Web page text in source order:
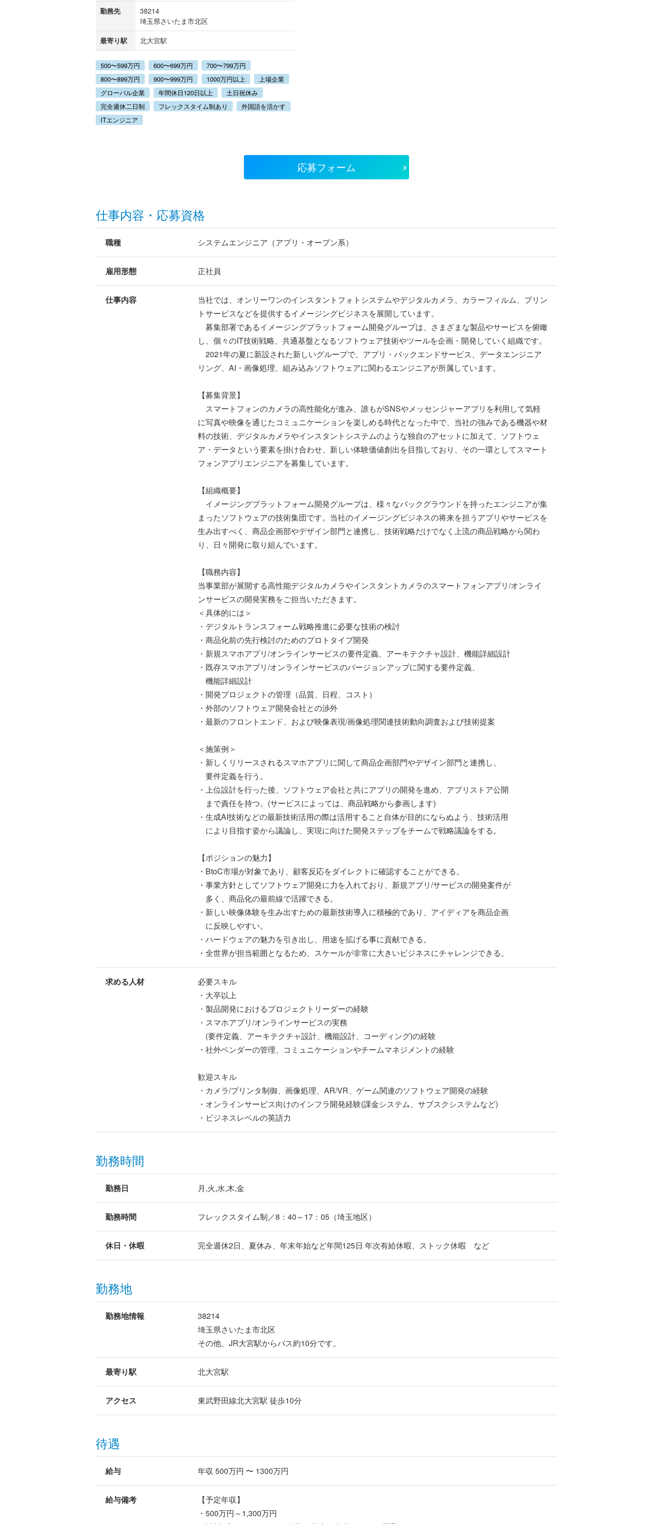
勤務先
38214
埼玉県さいたま市北区
最寄り駅
北大宮駅
500〜599万円 600〜699万円
700〜799万円
800〜899万円
900〜999万円 1000万円以上
上場企業
グローバル企業
年間休日120日以上
土日祝休み
完全週休二日制
フレックスタイム制あり
外国語を活かす
ITエンジニア
応募フォーム
仕事内容・応募資格
職種 システムエンジニア（アプリ・オープン系）
雇用形態 正社員
仕事内容
当社では、オンリーワンのインスタントフォトシステムやデジタルカメラ、カラーフィルム、プリン
トサービスなどを提供するイメージングビジネスを展開しています。
募集部署であるイメージングプラットフォーム開発グループは、さまざまな製品やサービスを俯瞰
し、個々のIT技術戦略、共通基盤となるソフトウェア技術やツールを企画・開発していく組織です。
2021年の夏に新設された新しいグループで、アプリ・バックエンドサービス、データエンジニア
リング、AI・画像処理、組み込みソフトウェアに関わるエンジニアが所属しています。
【募集背景】
スマートフォンのカメラの高性能化が進み、誰もがSNSやメッセンジャーアプリを利用して気軽
に写真や映像を通じたコミュニケーションを楽しめる時代となった中で、当社の強みである機器や材
料の技術、デジタルカメラやインスタントシステムのような独自のアセットに加えて、ソフトウェ
ア・データという要素を掛け合わせ、新しい体験価値創出を目指しており、その一環としてスマート
フォンアプリエンジニアを募集しています。
【組織概要】
イメージングプラットフォーム開発グループは、様々なバックグラウンドを持ったエンジニアが集
まったソフトウェアの技術集団です。当社のイメージングビジネスの将来を担うアプリやサービスを
生み出すべく、商品企画部やデザイン部門と連携し、技術戦略だけでなく上流の商品戦略から関わ
り、日々開発に取り組んでいます。
【職務内容】
当事業部が展開する高性能デジタルカメラやインスタントカメラのスマートフォンアプリ/オンライ
ンサービスの開発実務をご担当いただきます。
＜具体的には＞
・デジタルトランスフォーム戦略推進に必要な技術の検討
・商品化前の先行検討のためのプロトタイプ開発
・新規スマホアプリ/オンラインサービスの要件定義、アーキテクチャ設計、機能詳細設計
・既存スマホアプリ/オンラインサービスのバージョンアップに関する要件定義、
機能詳細設計
・開発プロジェクトの管理（品質、日程、コスト）
・外部のソフトウェア開発会社との渉外
・最新のフロントエンド、および映像表現/画像処理関連技術動向調査および技術提案
＜施策例＞
・新しくリリースされるスマホアプリに関して商品企画部門やデザイン部門と連携し、
要件定義を行う。
・上位設計を行った後、ソフトウェア会社と共にアプリの開発を進め、アプリストア公開
まで責任を持つ。(サービスによっては、商品戦略から参画します)
・生成AI技術などの最新技術活用の際は活用すること自体が目的にならぬよう、技術活用
により目指す姿から議論し、実現に向けた開発ステップをチームで戦略議論をする。
【ポジションの魅力】
・BtoC市場が対象であり、顧客反応をダイレクトに確認することができる。
・事業方針としてソフトウェア開発に力を入れており、新規アプリ/サービスの開発案件が
多く、商品化の最前線で活躍できる。
・新しい映像体験を生み出すための最新技術導入に積極的であり、アイディアを商品企画
に反映しやすい。
・ハードウェアの魅力を引き出し、用途を拡げる事に貢献できる。
・全世界が担当範囲となるため、スケールが非常に大きいビジネスにチャレンジできる。
求める人材
必要スキル
・大卒以上
・製品開発におけるプロジェクトリーダーの経験
・スマホアプリ/オンラインサービスの実務
(要件定義、アーキテクチャ設計、機能設計、コーディング)の経験
・社外ベンダーの管理、コミュニケーションやチームマネジメントの経験
歓迎スキル
・カメラ/プリンタ制御、画像処理、AR/VR、ゲーム関連のソフトウェア開発の経験
・オンラインサービス向けのインフラ開発経験(課金システム、サブスクシステムなど)
・ビジネスレベルの英語力
勤務時間
勤務日 月,火,水,木,金
勤務時間 フレックスタイム制／8：40～17：05（埼玉地区）
休日・休暇 完全週休2日、夏休み、年末年始など年間125日 年次有給休暇、ストック休暇 など
勤務地
勤務地情報
38214
埼玉県さいたま市北区
その他、JR大宮駅からバス約10分です。
最寄り駅 北大宮駅
アクセス 東武野田線北大宮駅 徒歩10分
待遇
給与 年収 500万円 〜 1300万円
給与備考
【予定年収】
・500万円～1,300万円